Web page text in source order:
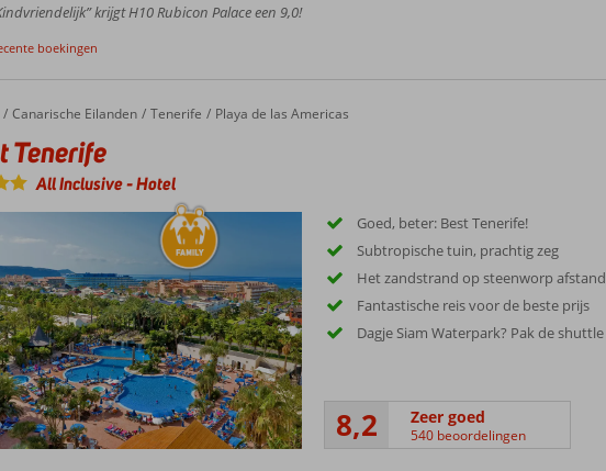
krijgt H10 Rubicon Palace een 9,0!
boekingen
Canarische Eilanden Tenerife Playa de las Americas
Tenerife
All Inclusive-Hotel
Goed, beter: Best Tenerife!
Subtropische tuin, prachtig zeg
Het zandstrand op steenworp afstand
Fantastische reis voor de beste prijs
Dagje Siam Waterpark? Pak de shuttle
8,2 Zeer goed
540 beoordelingen